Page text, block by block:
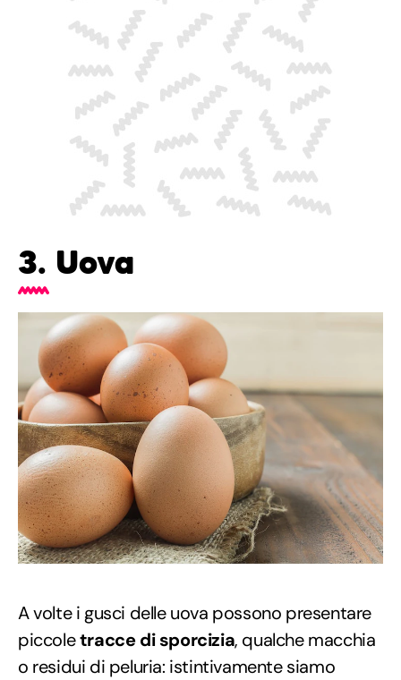
3. Uova
A volte i gusci delle uova possono presentare
piccoletracce di sporcizia, qualche macchia
o residui di peluria: istintivamente siamo